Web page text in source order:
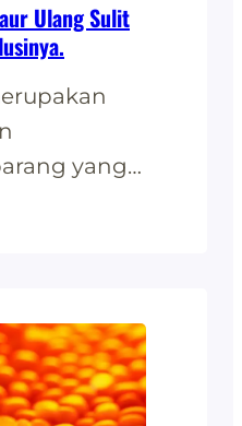
Ulang Sulit
yang
dan
upaya